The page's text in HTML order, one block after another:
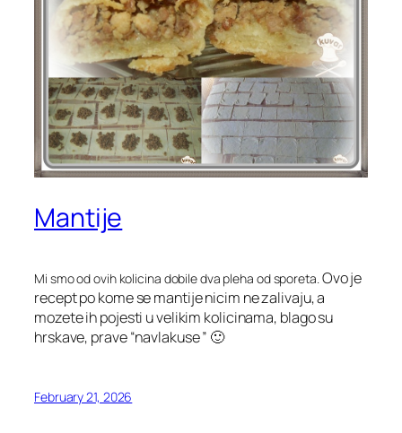
Mantije
Mi smo od ovih kolicina dobile dva pleha od sporeta.Ovo je
recept po kome se mantije nicim ne zalivaju, a
mozete ih pojesti u velikim kolicinama, blago su
hrskave, prave “navlakuse ” 🙂
February 21, 2026